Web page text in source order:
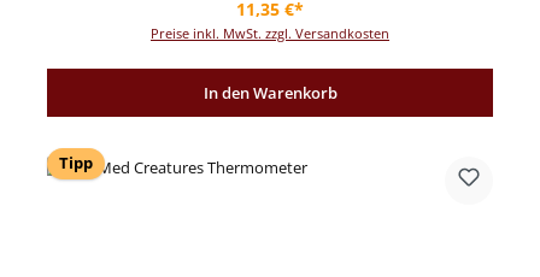
Regulärer Preis:
11,35 €*
Preise inkl. MwSt. zzgl. Versandkosten
In den Warenkorb
Tipp